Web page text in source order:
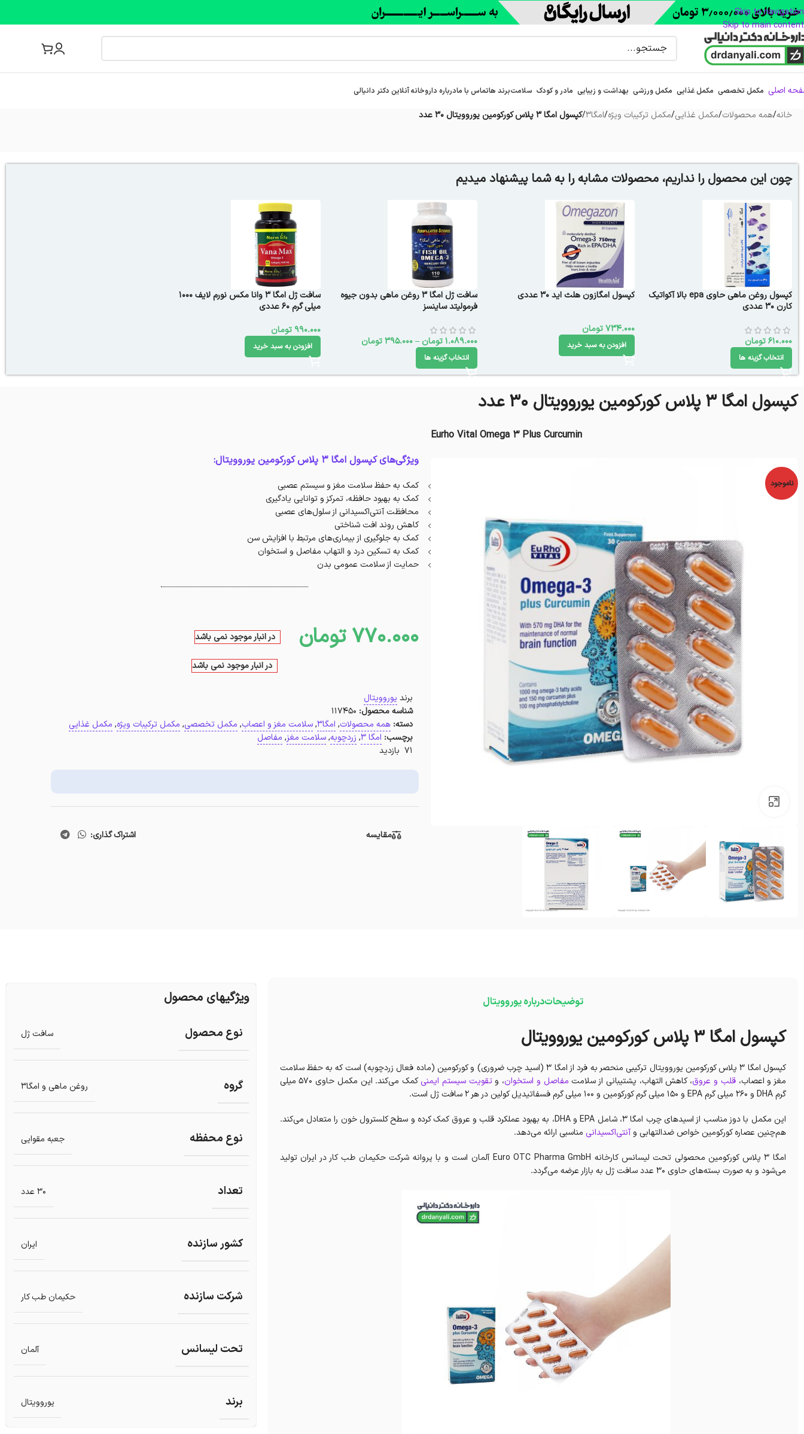
Skip to navigation
Skip to main content
اصلی مکمل تخصصی مکمل غذایی مکمل ورزشی بهداشت و زیبایی مادر و کودک سلامتبرند هاتماس با مادرباره‌ داروخانه آنلاین دکتر دانیالی
خانه/همه محصولات/مکمل غذایی/مکمل ترکیبات ویژه/امگا3 /کپسول امگا 3 پلاس کورکومین یوروویتال 30 عدد
چون این محصول را نداریم، محصولات مشابه را به شما پیشنهاد میدیم
کپسول روغن ماهی حاوی epa بالا آکواتیک
کارن 30 عددی
610.000تومان
انتخاب گزینه ها
کپسول امگازون هلث اید 30 عددی
734.000 تومان
افزودن به سبد خرید
سافت ژل امگا 3 روغن ماهی بدون جیوه
فرمولیتد ساینسز
1.089.000 تومان –
395.000 تومان
انتخاب گزینه ها
سافت ژل امگا 3 وانا مکس نورم لایف 1000
میلی گرم 60 عددی
990.000 تومان
افزودن به سبد خرید
کپسول امگا 3 پلاس کورکومین یوروویتال 30 عدد
Eurho Vital Omega 3 Plus Curcumin
ناموجود
ویژگی‌های کپسول امگا 3 پلاس کورکومین یوروویتال:
کمک به حفظ سلامت مغز و سیستم عصبی
کمک به بهبود حافظه، تمرکز و توانایی یادگیری
محافظت آنتی‌اکسیدانی از سلول‌های عصبی
کاهش روند افت شناختی
کمک به جلوگیری از بیماری‌های مرتبط با افزایش سن
کمک به تسکین درد و التهاب مفاصل و استخوان‌
حمایت از سلامت عمومی بدن
770.000 تومان در انبار موجود نمی باشد
در انبار موجود نمی باشد
برند یوروویتال
شناسه محصول: 117450
دسته: همه محصولات, امگا3 , سلامت مغز و اعصاب, مکمل تخصصی, مکمل ترکیبات ویژه, مکمل غذایی
برچسب: امگا 3 , زردچوبه, سلامت مغز, مفاصل
71 بازدید
مقایسه اشتراک گذاری:
توضیحاتدرباره یوروویتال
کپسول امگا 3 پلاس کورکومین یوروویتال
کپسول امگا ۳ پلاس کورکومین یوروویتال ترکیبی منحصر به فرد از امگا 3 (اسید چرب ضروری) و کورکومین (ماده فعال زردچوبه) است که به حفظ سلامت
مغز و اعصاب،قلب و عروق، کاهش التهاب، پشتیبانی از سلامت مفاصل و استخوان، وتقویت سیستم ایمنی
کمک می‌کند. این مکمل حاوی 570 میلی
گرم DHA و 260 میلی گرم EPA و 150 میلی گرم کورکومین و 100 میلی گرم فسفاتیدیل کولین در هر 2 سافت ژل است.
این مکمل با دوز مناسب از اسیدهای چرب امگا 3، شامل EPA و DHA، به بهبود عملکرد قلب و عروق کمک کرده و سطح کلسترول خون را متعادل می‌کند.
هم‌چنین عصاره کورکومین خواص ضدالتهابی وآنتی‌اکسیدانی مناسبی ارائه می‌دهد.
امگا 3 پلاس کورکومین محصولی تحت لیسانس کارخانه Euro OTC Pharma GmbH آلمان است و با پروانه شرکت حکیمان طب کار در ایران تولید
می‌شود و به صورت بسته‌های حاوی ۳۰ عدد سافت ژل به بازار عرضه می‌گردد.
ویژگیهای محصول
نوع محصول سافت ژل
گروه روغن ماهی و امگا3
نوع محفظه جعبه مقوایی
تعداد 30 عدد
کشور سازنده ایران
شرکت سازنده حکیمان طب کار
تحت لیسانس آلمان
برند یوروویتال